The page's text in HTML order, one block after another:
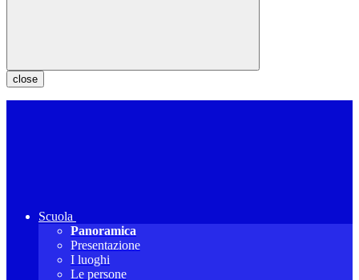
close
Scuola
Panoramica
Presentazione
I luoghi
Le persone